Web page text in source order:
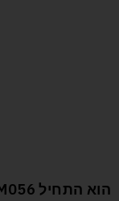
הוא התחיל Richard Mille RM056